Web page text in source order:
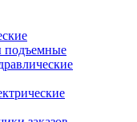
подъемные